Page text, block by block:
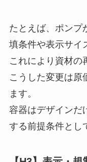
たとえば、ポンプ
填条件や表示サイ
これにより資材の
こうした変更は原
ます。
容器はデザインだ
する前提条件とし